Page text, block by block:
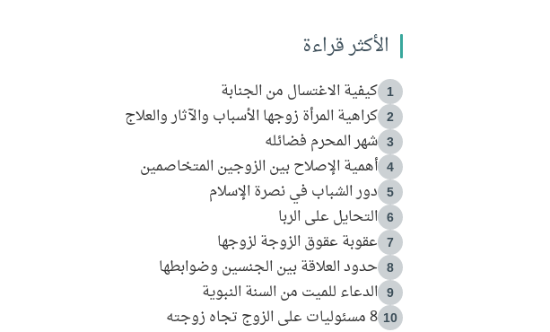
الأكثر قراءة
1 كيفية الاغتسال من الجنابة
2 كراهية المرأة زوجها الأسباب والآثار والعلاج
3 شهر المحرم فضائله
4 أهمية الإصلاح بين الزوجين المتخاصمين
5 دور الشباب في نصرة الإسلام
6 التحايل على الربا
7 عقوبة عقوق الزوجة لزوجها
8 حدود العلاقة بين الجنسين وضوابطها
9 الدعاء للميت من السنة النبوية
10 8 مسئوليات على الزوج تجاه زوجته